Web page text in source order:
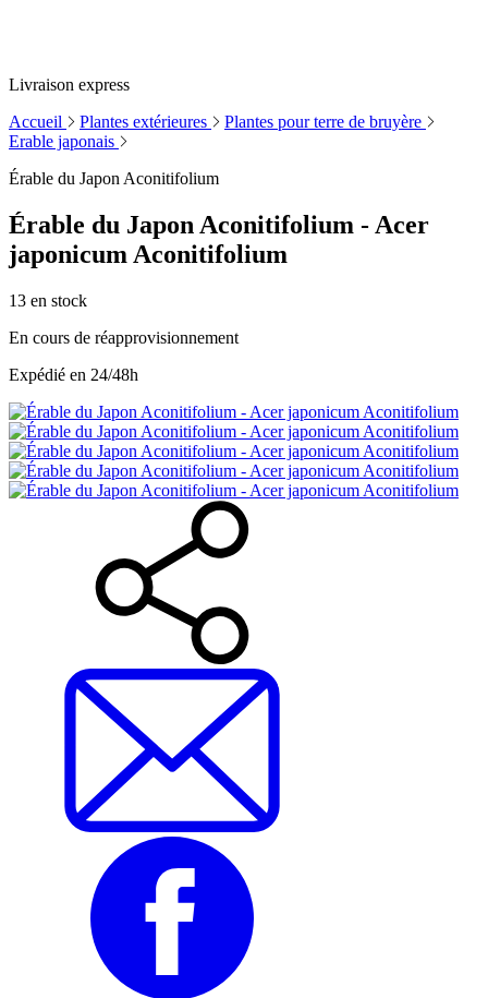
Livraison express
Accueil
Plantes extérieures
Plantes pour terre de bruyère
Erable japonais
Érable du Japon Aconitifolium
Érable du Japon Aconitifolium - Acer
japonicum Aconitifolium
13 en stock
En cours de réapprovisionnement
Expédié en 24/48h